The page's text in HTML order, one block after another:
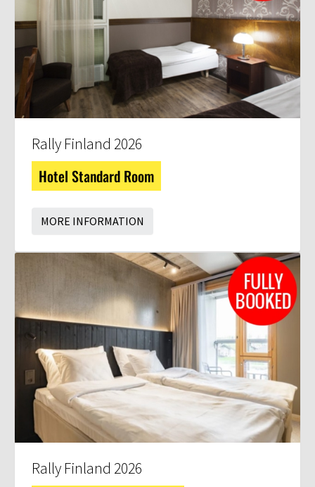
Rally Finland 2026
Hotel Standard Room
MORE INFORMATION
Rally Finland 2026